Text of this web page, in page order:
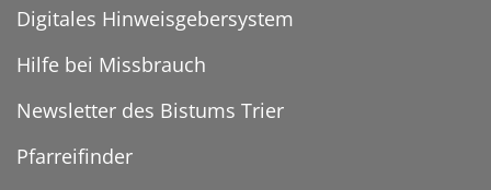
Digitales Hinweisgebersystem
Hilfe bei Missbrauch
Newsletter des Bistums Trier
Pfarreifinder